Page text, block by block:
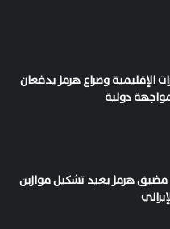
الإقليمية وصراع هرمز يدفعان
دولية
مضيق هرمز يعيد تشكيل موازين